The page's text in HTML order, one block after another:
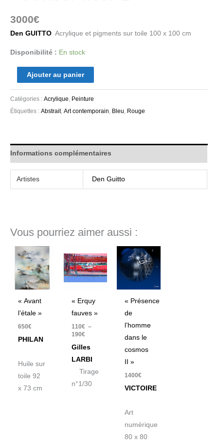
3000€
Den GUITTO Acrylique et pigments sur toile 100 x 100 cm
Disponibilité : En stock
Ajouter au panier
Catégories :Acrylique Peinture
Étiquettes :Abstrait,Art contemporain Bleu Rouge
Informations complémentaires
Artistes Den Guitto
Vous pourriez aimer aussi :
« Avant
l’étale »
650€
PHILAN
Huile sur
toile 92
x 73 cm
« Erquy
fauves »
110€ –
190€
de
prix :
110€
à
Gilles
LARBI
Tirage
n°1/30
« Présence
de
l’homme
dans le
cosmos
II »
1400€
VICTOIRE
Art
numérique
80 x 80